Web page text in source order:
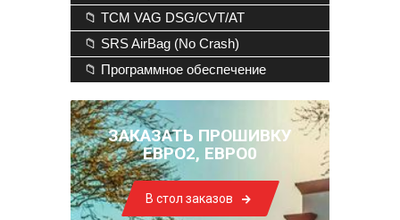
📁 TCM VAG DSG/CVT/AT
📁 SRS AirBag (No Crash)
📁 Программное обеспечение
ЗАКАЗАТЬ ПРОШИВКУ
ЕВРО2, ЕВРО0
В стол заказов